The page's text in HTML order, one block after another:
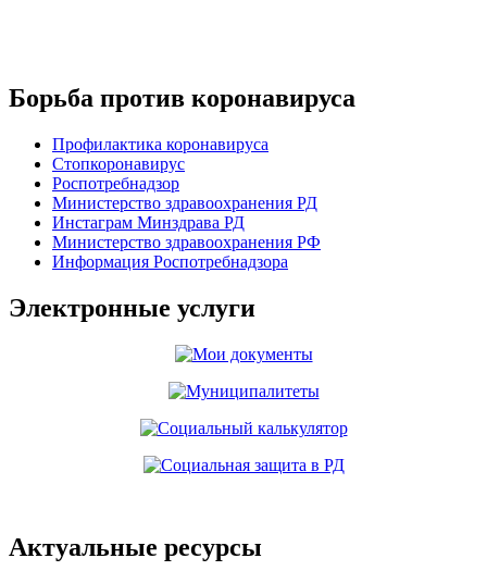
Борьба против коронавируса
Профилактика коронавируса
Стопкоронавирус
Роспотребнадзор
Министерство здравоохранения РД
Инстаграм Минздрава РД
Министерство здравоохранения РФ
Информация Роспотребнадзора
Электронные услуги
Актуальные ресурсы